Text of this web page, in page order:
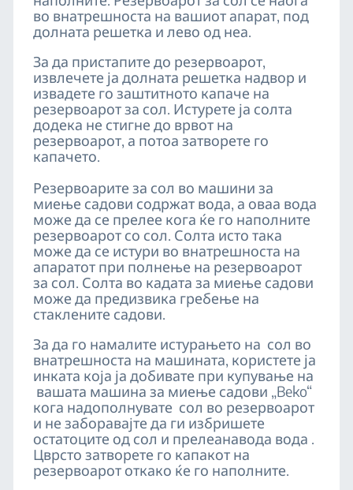
во внатрешноста на вашиот апарат, под
долната решетка и лево од неа.
За да пристапите до резервоарот,
извлечете ја долната решетка надвор и
извадете го заштитното капаче на
резервоарот за сол. Истурете ја солта
додека не стигне до врвот на
резервоарот, а потоа затворете го
капачето.
Резервоарите за сол во машини за
миење садови содржат вода, а оваа вода
може да се прелее кога ќе го наполните
резервоарот со сол. Солта исто така
може да се истури во внатрешноста на
апаратот при полнење на резервоарот
за сол. Солта во кадата за миење садови
може да предизвика гребење на
стаклените садови.
За да го намалите истурањето на сол во
внатрешноста на машината, користете ја
инката која ја добивате при купување на
вашата машина за миење садови „Beko“
кога надополнувате сол во резервоарот
и не заборавајте да ги избришете
остатоците од сол и прелеанавода вода .
Цврсто затворете го капакот на
резервоарот откако ќе го наполните.